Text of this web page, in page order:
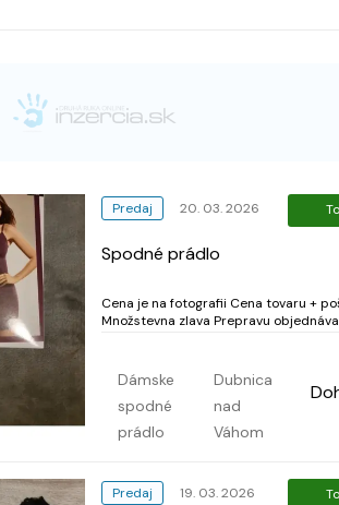
Predaj 20. 03. 2026
Spodné prádlo
Cena je na fotografii Cena tovaru + poštovné,
Množstevna zlava Prepravu objednáva
Balikobox. Packetu. Gls, osobný
nie) Kontaktujte ma na e. mail,
Dámske
spodné
prádlo
Dubnica
nad
Váhom
Predaj 19. 03. 2026